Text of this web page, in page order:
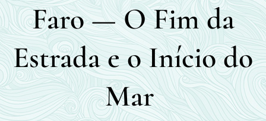
Faro — O Fim da
Estrada e o Início do
Mar